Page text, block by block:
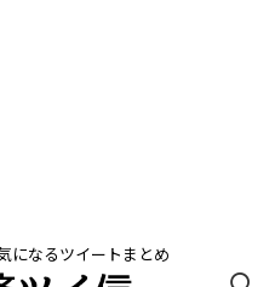
になるツイートまとめ